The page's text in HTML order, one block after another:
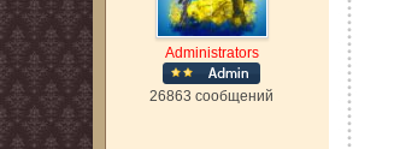
Administrators
26863 сообщений